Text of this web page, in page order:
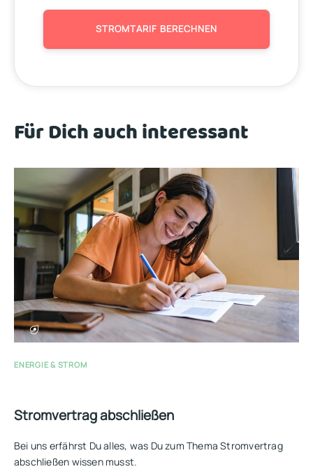
STROMTARIF BERECHNEN
Für Dich auch interessant
ENERGIE & STROM
Stromvertrag abschließen
Bei uns erfährst Du alles, was Du zum Thema Stromvertrag
abschließen wissen musst.